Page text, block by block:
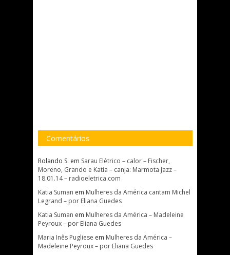
Comentários
Rolando S. em Sarau Elétrico – calor – Fischer,
Moreno, Grando e Katia – canja: Marmota Jazz –
18.01.14 – radioeletrica.com
Katia Suman em Mulheres da América cantam Michel
Legrand – por Eliana Guedes
Katia Suman em Mulheres da América – Madeleine
Peyroux – por Eliana Guedes
Maria Inês Pugliese em Mulheres da América –
Madeleine Peyroux – por Eliana Guedes